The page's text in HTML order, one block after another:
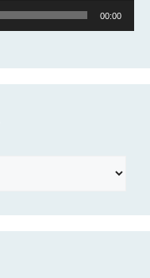
00:00